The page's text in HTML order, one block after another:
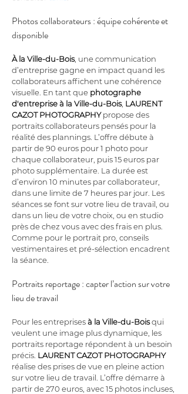
Photos collaborateurs : équipe cohérente et
disponible
À la Ville-du-Bois, une communication
d’entreprise gagne en impact quand les
collaborateurs affichent une cohérence
visuelle. En tant que photographe
d'entreprise à la Ville-du-Bois, LAURENT
CAZOT PHOTOGRAPHY propose des
portraits collaborateurs pensés pour la
réalité des plannings. L’offre débute à
partir de 90 euros pour 1 photo pour
chaque collaborateur, puis 15 euros par
photo supplémentaire. La durée est
d’environ 10 minutes par collaborateur,
dans une limite de 7 heures par jour. Les
séances se font sur votre lieu de travail, ou
dans un lieu de votre choix, ou en studio
près de chez vous avec des frais en plus.
Comme pour le portrait pro, conseils
vestimentaires et pré-sélection encadrent
la séance.
Portraits reportage : capter l’action sur votre
lieu de travail
Pour les entreprises à la Ville-du-Bois qui
veulent une image plus dynamique, les
portraits reportage répondent à un besoin
précis. LAURENT CAZOT PHOTOGRAPHY
réalise des prises de vue en pleine action
sur votre lieu de travail. L’offre démarre à
partir de 270 euros, avec 15 photos incluses,